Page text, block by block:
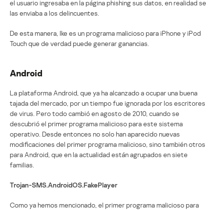
el usuario ingresaba en la página phishing sus datos, en realidad se
las enviaba a los delincuentes.
De esta manera, Ike es un programa malicioso para iPhone y iPod
Touch que de verdad puede generar ganancias.
Android
La plataforma Android, que ya ha alcanzado a ocupar una buena
tajada del mercado, por un tiempo fue ignorada por los escritores
de virus. Pero todo cambió en agosto de 2010, cuando se
descubrió el primer programa malicioso para este sistema
operativo. Desde entonces no solo han aparecido nuevas
modificaciones del primer programa malicioso, sino también otros
para Android, que en la actualidad están agrupados en siete
familias.
Trojan-SMS.AndroidOS.FakePlayer
Como ya hemos mencionado, el primer programa malicioso para